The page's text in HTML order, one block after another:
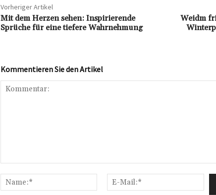
Vorheriger Artikel
Mit dem Herzen sehen: Inspirierende
Sprüche für eine tiefere Wahrnehmung
Weidm
Kommentieren Sie den Artikel
Name:*